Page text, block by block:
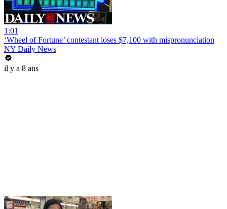
1:01
‘Wheel of Fortune’ contestant loses $7,100 with mispronunciation
NY Daily News
il y a 8 ans